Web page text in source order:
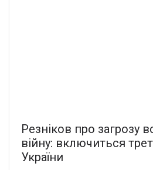
Резніков про загрозу
війну: включиться
України